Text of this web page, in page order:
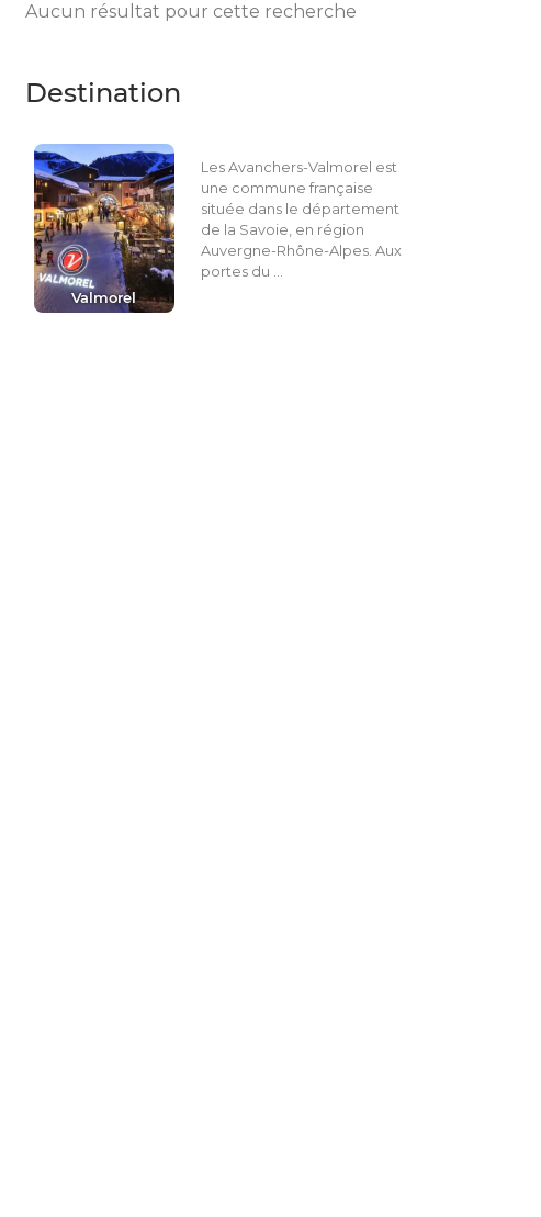
Aucun résultat pour cette recherche
Destination
Valmorel
Les Avanchers-Valmorel est
une commune française
située dans le département
de la Savoie, en région
Auvergne-Rhône-Alpes. Aux
portes du …